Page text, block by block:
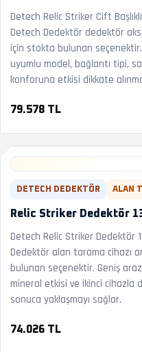
Detech Relic Striker Cift
Detech Dedektör dedektör
için stokta bulunan
uyumlu model, bağlantı tipi,
konforuna etkisi dikkate
79.578 TL
DETECH DEDEKTÖR ALAN
Relic Striker Dedektör
Detech Relic Striker Dedektör
Dedektör alan tarama cihazı
bulunan seçenektir. Geniş
mineral etkisi ve ikinci cihazla
sonuca yaklaşmayı sağlar.
74.026 TL